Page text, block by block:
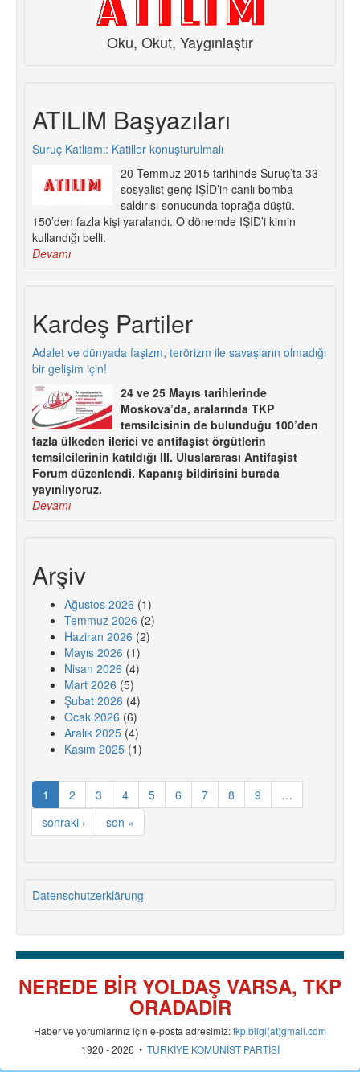
Oku, Okut, Yaygınlaştır
ATILIM Başyazıları
Suruç Katliamı: Katiller konuşturulmalı
20 Temmuz 2015 tarihinde Suruç’ta 33
sosyalist genç IŞİD’in canlı bomba
saldırısı sonucunda toprağa düştü.
150’den fazla kişi yaralandı. O dönemde IŞİD’i kimin
kullandığı belli.
Devamı
Kardeş Partiler
Adalet ve dünyada faşizm, terörizm ile savaşların olmadığı
bir gelişim için!
24 ve 25 Mayıs tarihlerinde
Moskova’da, aralarında TKP
temsilcisinin de bulunduğu 100’den
fazla ülkeden ilerici ve antifaşist örgütlerin
temsilcilerinin katıldığı III. Uluslararası Antifaşist
Forum düzenlendi. Kapanış bildirisini burada
yayınlıyoruz.
Devamı
Arşiv
Ağustos 2026 (1)
Temmuz 2026 (2)
Haziran 2026 (2)
Mayıs 2026 (1)
Nisan 2026 (4)
Mart 2026 (5)
Şubat 2026 (4)
Ocak 2026 (6)
Aralık 2025 (4)
Kasım 2025 (1)
1 2 3 4 5 6 7 8 9
…
sonraki ›
son »
Datenschutzerklärung
NEREDE BİR YOLDAŞ VARSA, TKP
ORADADIR
Haber ve yorumlarınız için e-posta adresimiz:tkp.bilgi(at)gmail.com
1920 - 2026 • TÜRKİYE KOMÜNİST PARTİSİ